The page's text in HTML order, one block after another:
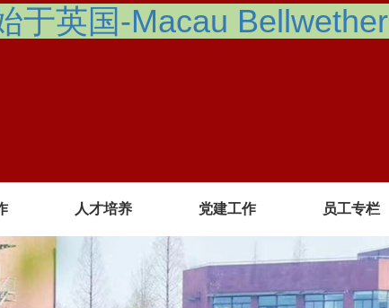
于英国-Macau Bellwether
人才培养 党建工作 员工专栏